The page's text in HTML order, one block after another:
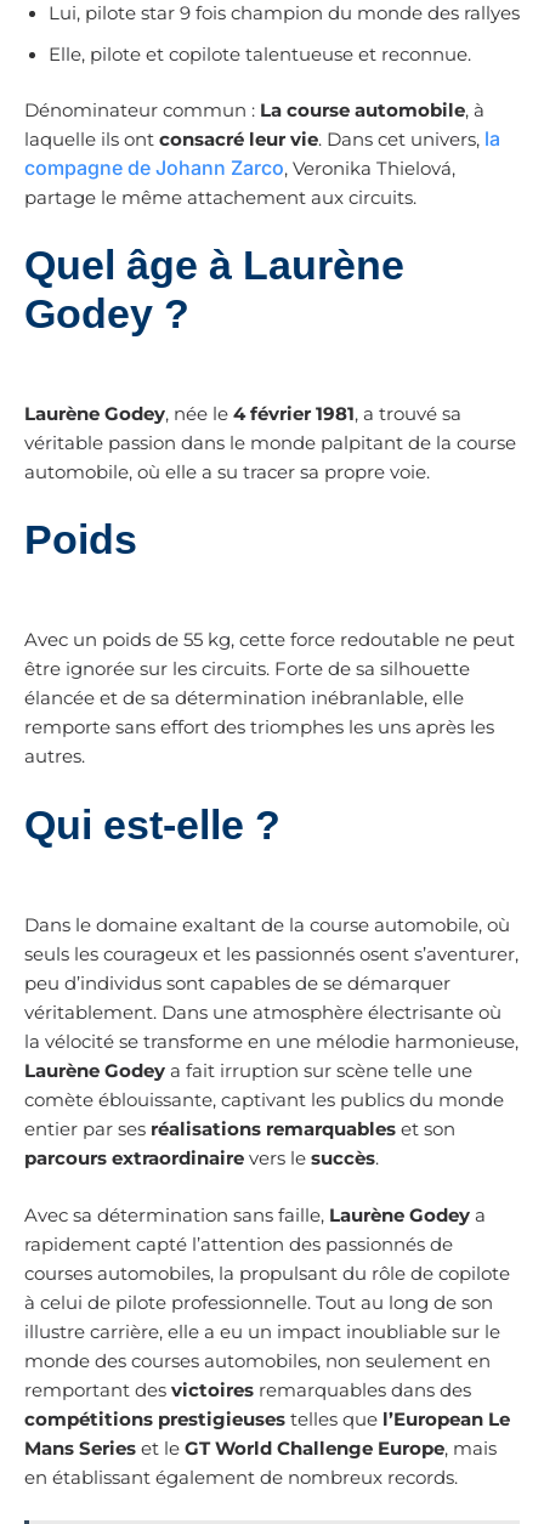
Lui, pilote star 9 fois champion du monde des rallyes
Elle, pilote et copilote talentueuse et reconnue.
Dénominateur commun : La course automobile, à
laquelle ils ont consacré leur vie. Dans cet univers, la
compagne de Johann Zarco, Veronika Thielová,
partage le même attachement aux circuits.
Quel âge à Laurène
Godey ?
Laurène Godey, née le 4 février 1981, a trouvé sa
véritable passion dans le monde palpitant de la course
automobile, où elle a su tracer sa propre voie.
Poids
Avec un poids de 55 kg, cette force redoutable ne peut
être ignorée sur les circuits. Forte de sa silhouette
élancée et de sa détermination inébranlable, elle
remporte sans effort des triomphes les uns après les
autres.
Qui est-elle ?
Dans le domaine exaltant de la course automobile, où
seuls les courageux et les passionnés osent s’aventurer,
peu d’individus sont capables de se démarquer
véritablement. Dans une atmosphère électrisante où
la vélocité se transforme en une mélodie harmonieuse,
Laurène Godey a fait irruption sur scène telle une
comète éblouissante, captivant les publics du monde
entier par ses réalisations remarquables et son
parcours extraordinaire vers le succès.
Avec sa détermination sans faille, Laurène Godey a
rapidement capté l’attention des passionnés de
courses automobiles, la propulsant du rôle de copilote
à celui de pilote professionnelle. Tout au long de son
illustre carrière, elle a eu un impact inoubliable sur le
monde des courses automobiles, non seulement en
remportant des victoires remarquables dans des
compétitions prestigieuses telles que l’European Le
Mans Series et le GT World Challenge Europe, mais
en établissant également de nombreux records.